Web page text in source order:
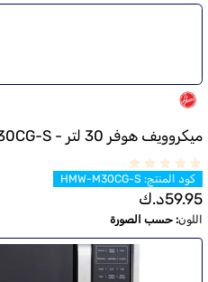
ميكروويف هوفر 30 لتر - HMW-M30CG-S
كود المنتج:
HMW-M30CG-S
59.95د.ك
اللون: حسب الصورة